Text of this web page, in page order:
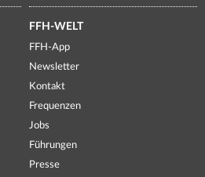
FFH-WELT
FFH-App
Newsletter
Kontakt
Frequenzen
Jobs
Führungen
Presse